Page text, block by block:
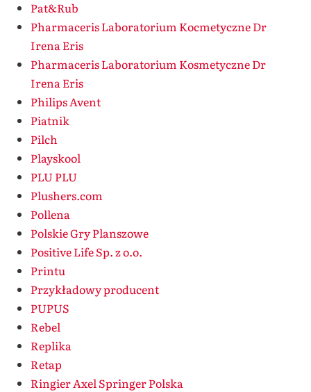
Pat&Rub
Pharmaceris Laboratorium Kocmetyczne Dr
Irena Eris
Pharmaceris Laboratorium Kosmetyczne Dr
Irena Eris
Philips Avent
Piatnik
Pilch
Playskool
PLU PLU
Plushers.com
Pollena
Polskie Gry Planszowe
Positive Life Sp. z o.o.
Printu
Przykładowy producent
PUPUS
Rebel
Replika
Retap
Ringier Axel Springer Polska